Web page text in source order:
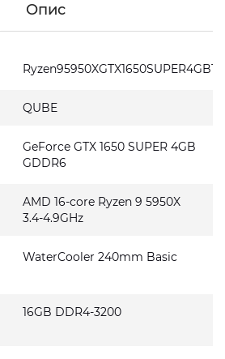
Опис
QUBE
GeForce GTX 1650 SUPER 4GB
GDDR6
AMD 16-core Ryzen 9 5950X
3.4-4.9GHz
WaterCooler 240mm Basic
16GB DDR4-3200